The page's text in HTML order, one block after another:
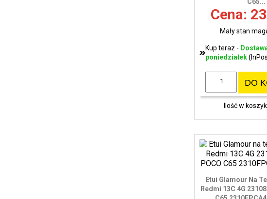
Cena:
Mały stan
Kup teraz -
poniedziałek
DO
Ilość w
Etui Glamour Na
Redmi 13C 4G